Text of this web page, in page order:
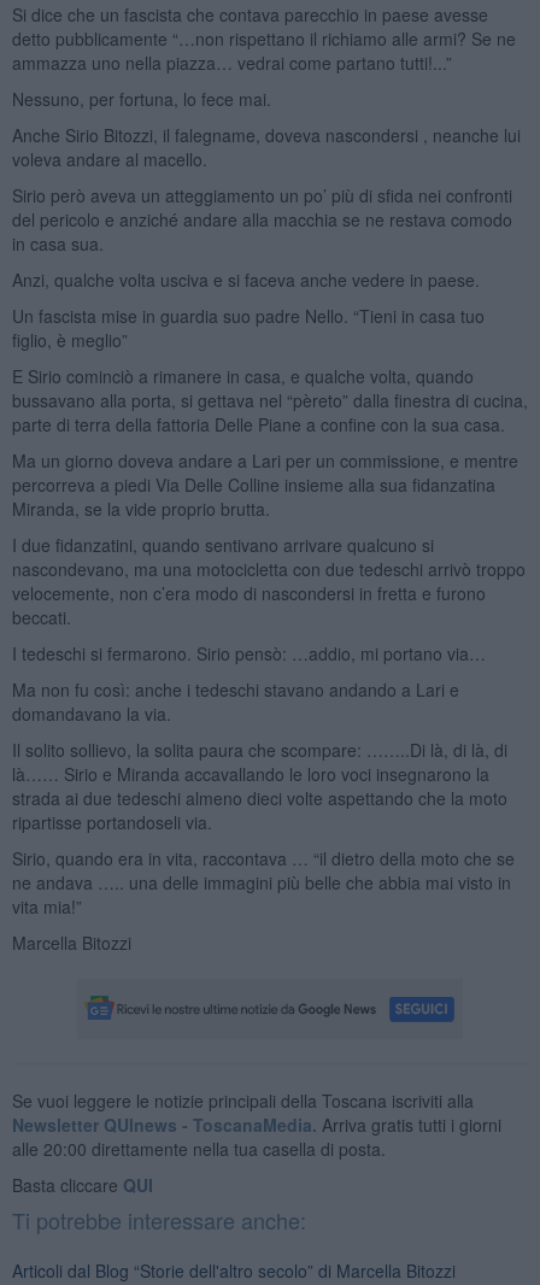
Si dice che un fascista che contava parecchio in paese avesse
detto pubblicamente “…non rispettano il richiamo alle armi? Se ne
ammazza uno nella piazza… vedrai come partano tutti!...”
Nessuno, per fortuna, lo fece mai.
Anche Sirio Bitozzi, il falegname, doveva nascondersi , neanche lui
voleva andare al macello.
Sirio però aveva un atteggiamento un po’ più di sfida nei confronti
del pericolo e anziché andare alla macchia se ne restava comodo
in casa sua.
Anzi, qualche volta usciva e si faceva anche vedere in paese.
Un fascista mise in guardia suo padre Nello. “Tieni in casa tuo
figlio, è meglio”
E Sirio cominciò a rimanere in casa, e qualche volta, quando
bussavano alla porta, si gettava nel “pèreto” dalla finestra di cucina,
parte di terra della fattoria Delle Piane a confine con la sua casa.
Ma un giorno doveva andare a Lari per un commissione, e mentre
percorreva a piedi Via Delle Colline insieme alla sua fidanzatina
Miranda, se la vide proprio brutta.
I due fidanzatini, quando sentivano arrivare qualcuno si
nascondevano, ma una motocicletta con due tedeschi arrivò troppo
velocemente, non c’era modo di nascondersi in fretta e furono
beccati.
I tedeschi si fermarono. Sirio pensò: …addio, mi portano via…
Ma non fu così: anche i tedeschi stavano andando a Lari e
domandavano la via.
Il solito sollievo, la solita paura che scompare: ……..Di là, di là, di
là…… Sirio e Miranda accavallando le loro voci insegnarono la
strada ai due tedeschi almeno dieci volte aspettando che la moto
ripartisse portandoseli via.
Sirio, quando era in vita, raccontava … “il dietro della moto che se
ne andava ….. una delle immagini più belle che abbia mai visto in
vita mia!”
Marcella Bitozzi
Se vuoi leggere le notizie principali della Toscana iscriviti alla
Newsletter QUInews - ToscanaMedia. Arriva gratis tutti i giorni
alle 20:00 direttamente nella tua casella di posta.
Basta cliccare QUI
Ti potrebbe interessare anche:
Articoli dal Blog “Storie dell'altro secolo” di Marcella Bitozzi